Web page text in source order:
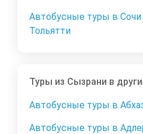
Автобусные туры в
Тольятти
Туры из Сызрани в
Автобусные туры в
Автобусные туры в